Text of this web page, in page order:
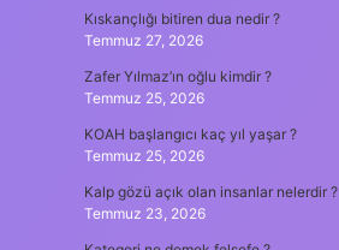
Kıskançlığı bitiren dua nedir ?
Temmuz 27, 2026
Zafer Yılmaz’ın oğlu kimdir ?
Temmuz 25, 2026
KOAH başlangıcı kaç yıl yaşar ?
Temmuz 25, 2026
Kalp gözü açık olan insanlar nelerdir ?
Temmuz 23, 2026